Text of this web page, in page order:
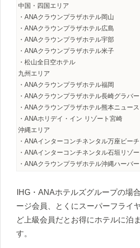
中国・四国エリア
・ANAクラウンプラザホテル岡山
・ANAクラウンプラザホテル広島
・ANAクラウンプラザホテル宇部
・ANAクラウンプラザホテル米子
・松山全日空ホテル
九州エリア
・ANAクラウンプラザホテル福岡
・ANAクラウンプラザホテル長崎グラバ
・ANAクラウンプラザホテル熊本ニュー
・ANAホリデイ・イン リゾート宮崎
沖縄エリア
・ANAインターコンチネンタル万座ビー
・ANAインターコンチネンタル石垣リゾー
・ANAクラウンプラザホテル沖縄ハーバ
IHG・ANAホテルズグループの場
ージ会員、とくにスーパーフライ
ど上級会員だとお得にホテルに泊
す。